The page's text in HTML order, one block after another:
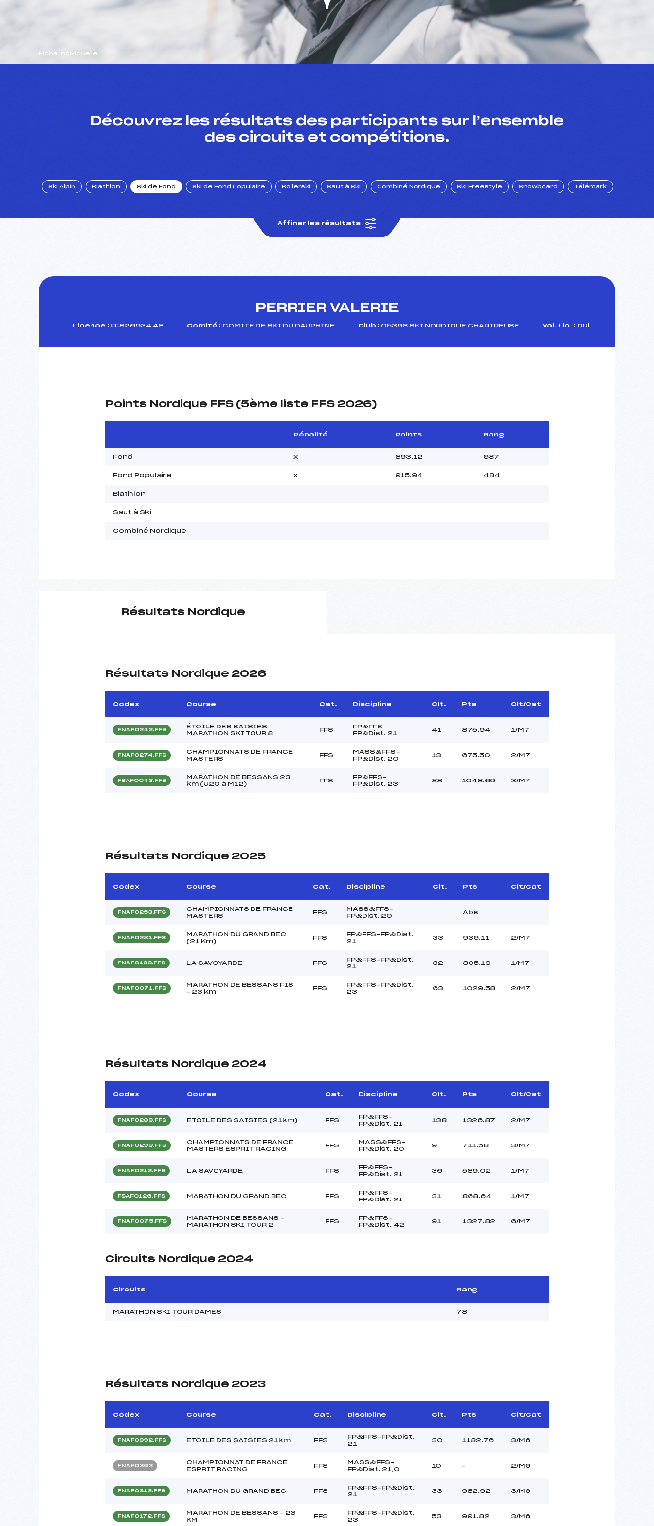
Fiche individuelle
Découvrez les résultats des participants sur l’ensemble
des circuits et compétitions.
Ski Alpin Biathlon Ski de Fond Ski de Fond Populaire Rollerski Saut à Ski Combiné Nordique Ski Freestyle Snowboard Télémark
Affiner les résultats
PERRIER VALERIE
Licence : FFS2693448 Comité : COMITE DE SKI DU DAUPHINE Club : 05398 SKI NORDIQUE CHARTREUSE Val. Lic. : Oui
Points Nordique FFS (5ème liste FFS 2026)
Pénalité Points Rang
Fond x 893.12 687
Fond Populaire x 915.94 484
Biathlon
Saut à Ski
Combiné Nordique
Résultats Nordique
Résultats Nordique 2026
Codex Course Cat. Discipline Clt. Pts Clt/Cat
FNAF0242.FFS
ÉTOILE DES SAISIES –
MARATHON SKI TOUR 8
FFS
FP&FFS-
FP&Dist. 21
41 875.94 1/M7
FNAF0274.FFS
CHAMPIONNATS DE FRANCE
MASTERS
FFS
MASS&FFS-
FP&Dist. 20
13 675.50 2/M7
FSAF0043.FFS
MARATHON DE BESSANS 23
km (U20 à M12)
FFS
FP&FFS-
FP&Dist. 23
88 1048.69 3/M7
Résultats Nordique 2025
Codex Course Cat. Discipline Clt. Pts Clt/Cat
FNAF0253.FFS
CHAMPIONNATS DE FRANCE
MASTERS
FFS
MASS&FFS-
FP&Dist. 20
Abs
FNAF0281.FFS
MARATHON DU GRAND BEC
(21 Km)
FFS
FP&FFS-FP&Dist.
21
33 936.11 2/M7
FNAF0133.FFS LA SAVOYARDE FFS
FP&FFS-FP&Dist.
21
32 805.19 1/M7
FNAF0071.FFS
MARATHON DE BESSANS FIS
– 23 km
FFS
FP&FFS-FP&Dist.
23
63 1029.58 2/M7
Résultats Nordique 2024
Codex Course Cat. Discipline Clt. Pts Clt/Cat
FNAF0283.FFS ETOILE DES SAISIES (21km) FFS
FP&FFS-
FP&Dist. 21
138 1326.87 2/M7
FNAF0293.FFS
CHAMPIONNATS DE FRANCE
MASTERS ESPRIT RACING
FFS
MASS&FFS-
FP&Dist. 20
9 711.58 3/M7
FNAF0212.FFS LA SAVOYARDE FFS
FP&FFS-
FP&Dist. 21
36 589.02 1/M7
FSAF0126.FFS MARATHON DU GRAND BEC FFS
FP&FFS-
FP&Dist. 21
31 868.64 1/M7
FNAF0075.FFS
MARATHON DE BESSANS –
MARATHON SKI TOUR 2
FFS
FP&FFS-
FP&Dist. 42
91 1327.82 6/M7
Circuits Nordique 2024
Circuits Rang
MARATHON SKI TOUR DAMES 78
Résultats Nordique 2023
Codex Course Cat. Discipline Clt. Pts Clt/Cat
FNAF0392.FFS ETOILE DES SAISIES 21km FFS
FP&FFS-FP&Dist.
21
30 1182.76 3/M6
FNAF0362
CHAMPIONNAT DE FRANCE
ESPRIT RACING
FFS
MASS&FFS-
FP&Dist. 21,0
10 – 2/M6
FNAF0312.FFS MARATHON DU GRAND BEC FFS
FP&FFS-FP&Dist.
21
33 982.92 3/M6
FNAF0172.FFS
MARATHON DE BESSANS – 23
KM
FFS
FP&FFS-FP&Dist.
23
53 991.82 3/M6